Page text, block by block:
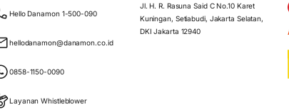
Hello Danamon 1-500-090
hellodanamon@danamon.co.id
0858-1150-0090
Layanan Whistleblower
Jl. H. R. Rasuna Said C No.10 Karet
Kuningan, Setiabudi, Jakarta Selatan,
DKI Jakarta 12940